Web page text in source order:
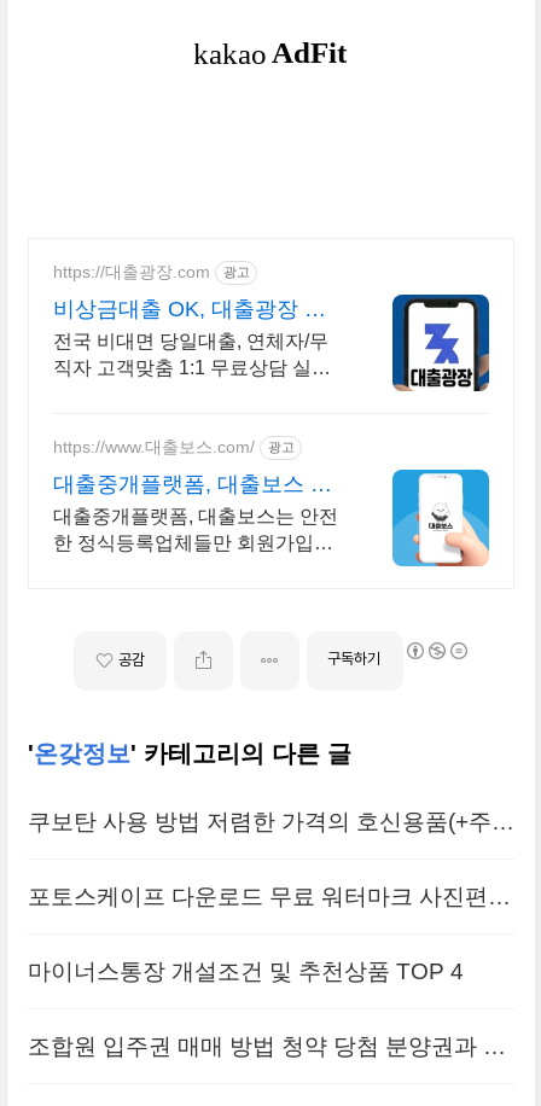
https://대출광장.com 광고
비상금대출 OK, 대출광장 대
출중개플랫폼
전국 비대면 당일대출, 연체자/무
직자 고객맞춤 1:1 무료상담 실시
https://www.대출보스.com/ 광고
대출중개플랫폼, 대출보스 전
국 안전한 대출업체 찾기!
대출중개플랫폼, 대출보스는 안전
한 정식등록업체들만 회원가입없
공감 구독하기
'온갖정보' 카테고리의 다른 글
쿠보탄 사용 방법 저렴한 가격의 호신용품(+주의
포토스케이프 다운로드 무료 워터마크 사진편집
마이너스통장 개설조건 및 추천상품 TOP 4
조합원 입주권 매매 방법 청약 당첨 분양권과 차